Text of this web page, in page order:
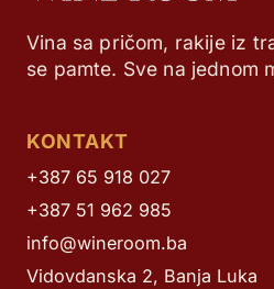
Vina sa pričom, rakije iz
se pamte. Sve na jednom
KONTAKT
+387 65 918 027
+387 51 962 985
info@wineroom.ba
Vidovdanska 2, Banja Luka